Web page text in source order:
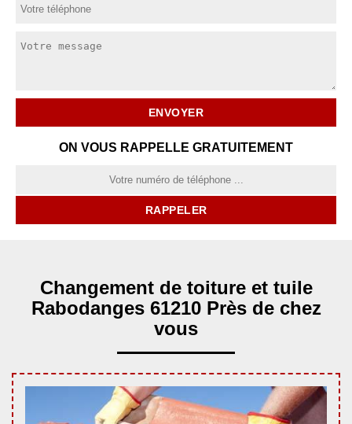
ON VOUS RAPPELLE GRATUITEMENT
Changement de toiture et tuile
Rabodanges 61210 Près de chez
vous